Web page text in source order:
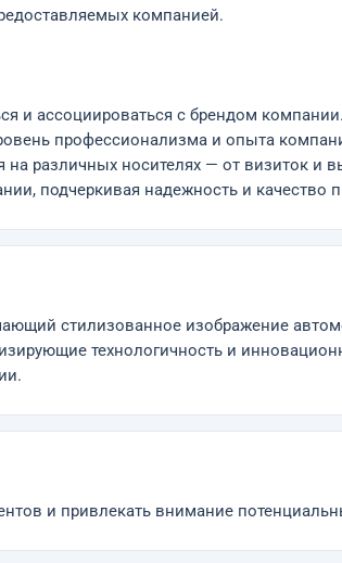
компанией.
и ассоциироваться с брендом
профессионализма и опыта
на различных носителях — от визиток
подчеркивая надежность и качество
стилизованное изображение
технологичность и
и привлекать внимание